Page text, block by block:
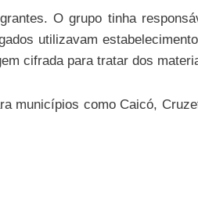
O grupo tinha
utilizavam
cifrada para tratar dos
municípios como Caicó,